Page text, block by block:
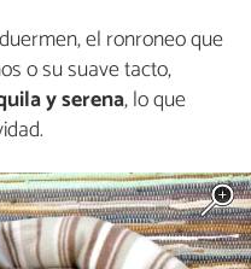
el ronroneo que
o su suave tacto,
y serena, lo que